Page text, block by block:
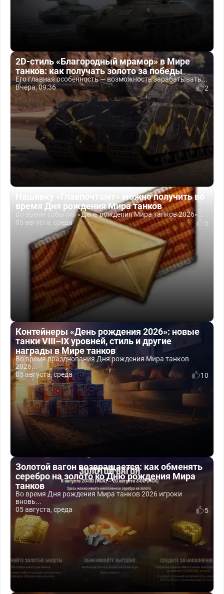
2D-стиль «Благородный мрамор» в Мире
танков: как получать золото за победы
Его главная особенность — возможность зарабатывать...
Вчера, 09:36
2
Нашивку «Главпочтамт» можно получить во
время Дня рождения Мира танков
Во время события «День рождения Мира танков 2026»...
05 августа, среда
5
Контейнеры «День рождения 2026»: новые
танки VIII–IX уровней, стиль и другие
награды в Мире танков
Во время празднования Дня рождения Мира танков
2026...
05 августа, среда
10
Золотой вагон возвращается: как обменять
серебро на золото ко Дню рождения Мира
танков
Во время Дня рождения Мира танков 2026 игроки
вновь...
05 августа, среда
5